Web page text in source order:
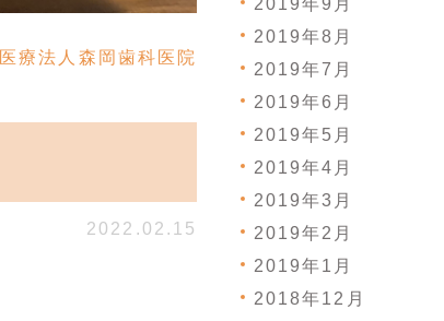
医療法人森岡歯科医院
2022.02.15
2019年9月
2019年8月
2019年7月
2019年6月
2019年5月
2019年4月
2019年3月
2019年2月
2019年1月
2018年12月